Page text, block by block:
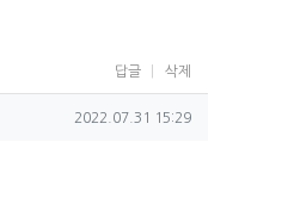
답글 삭제
작성일
2022.07.31 15:29